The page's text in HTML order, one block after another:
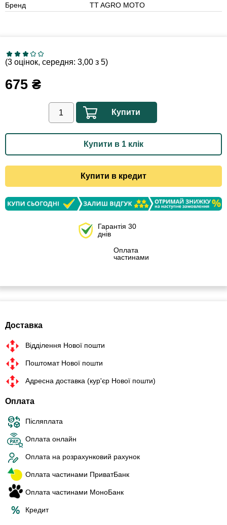
Бренд
TT AGRO MOTO
(3 оцінок, середня: 3,00 з 5)
675 ₴
Купити
Купити в 1 клік
Купити в кредит
Гарантія 30
днів
Оплата
частинами
Доставка
Відділення Нової пошти
Поштомат Нової пошти
Адресна доставка (кур'єр Нової пошти)
Оплата
Післяплата
Оплата онлайн
Оплата на розрахунковий рахунок
Оплата частинами ПриватБанк
Оплата частинами МоноБанк
Кредит